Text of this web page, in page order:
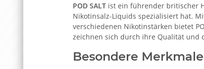
POD SALT ist ein führender britischer
Nikotinsalz-Liquids spezialisiert hat.
verschiedenen Nikotinstärken bietet
zeichnen sich durch ihre Qualität und
Besondere Merkmale